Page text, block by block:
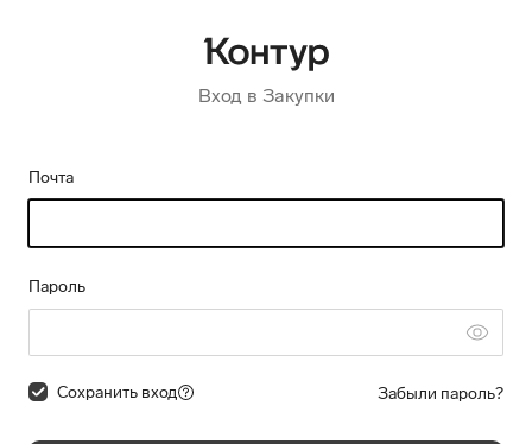
Вход в Закупки
Почта
Пароль
Сохранить вход Забыли пароль?